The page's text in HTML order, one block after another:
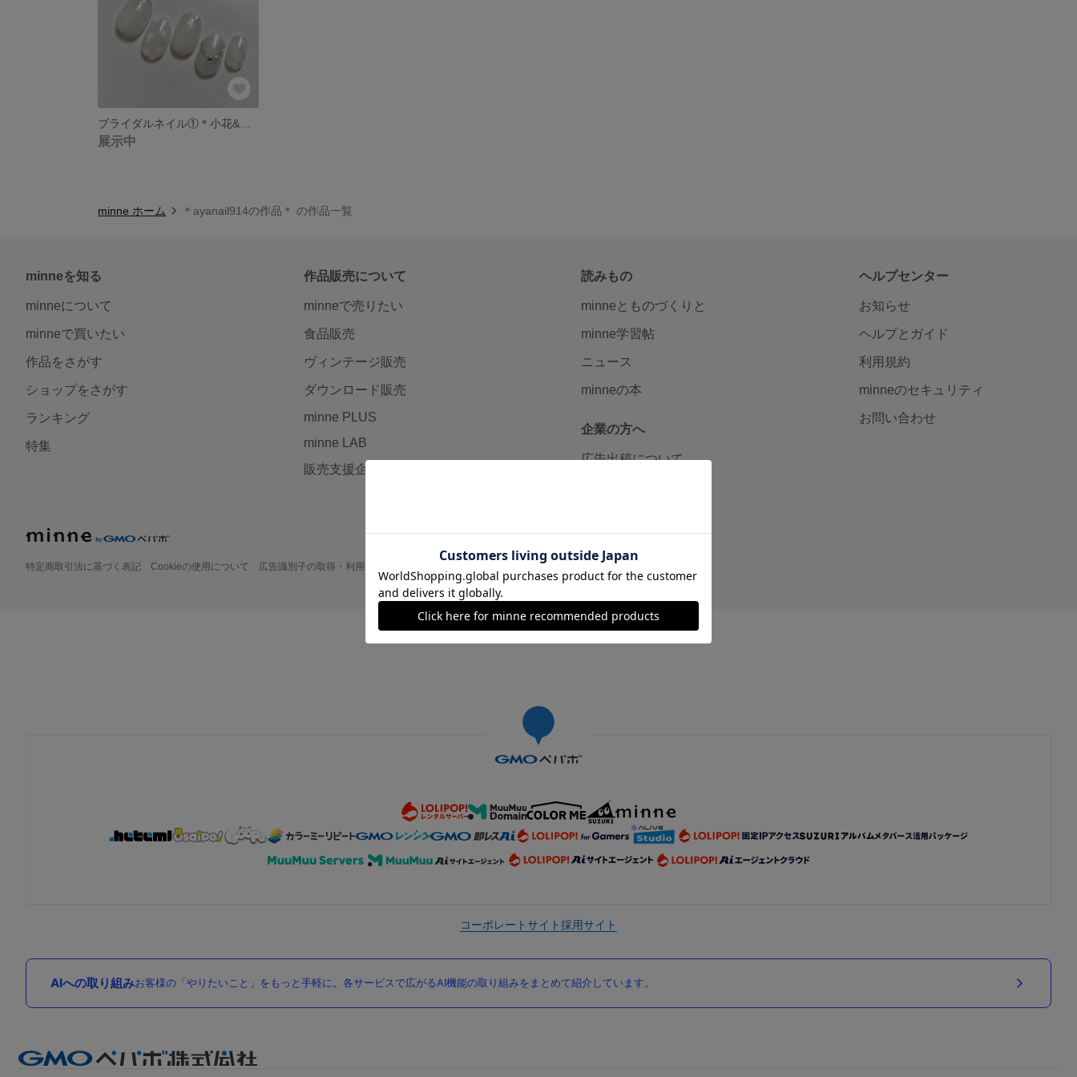
展示中
minne ホーム ＊ayanail914の作品＊ の作品一覧
minneを知る
minneについて
minneで買いたい
作品をさがす
ショップをさがす
ランキング
特集
作品販売について
minneで売りたい
食品販売
ヴィンテージ販売
ダウンロード販売
minne PLUS
minne LAB
販売支援企画・イベント
読みもの
minneとものづくりと
minne学習帖
ニュース
minneの本
企業の方へ
広告出稿について
ヘルプセンター
お知らせ
ヘルプとガイド
利用規約
minneのセキュリティ
お問い合わせ
特定商取引法に基づく表記 Cookieの使用について 広告識別子の取得・利用 採用情報 メディアキット
©GMO Pepabo, Inc. All rights reserved.
コーポレートサイト採用サイト
AIへの取り組みお客様の「やりたいこと」をもっと手軽に。各サービスで広がるAI機能の取り組みをまとめて紹介しています。